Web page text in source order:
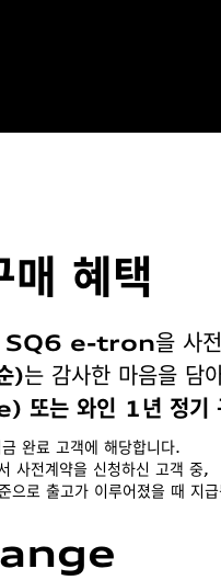
매 혜택
e-tron을 사
)는 감사한 마음을 담
는 와인 1년 정기
완료 고객에 해당합니다.
사전계약을 신청하신 고객 중,
로 출고가 이루어졌을 때 지급